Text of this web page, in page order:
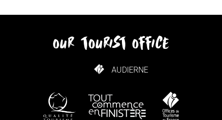
our tourist office
AUDIERNE
WIE KANN ICH KOMMEN?